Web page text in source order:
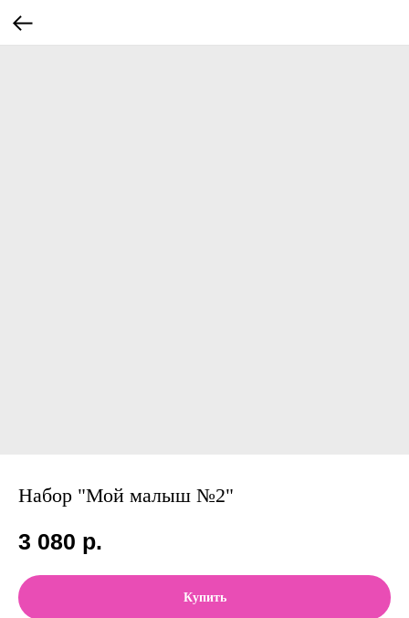
Набор "Мой малыш №2"
3 080 р.
Купить